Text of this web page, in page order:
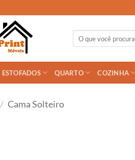
ESTOFADOS QUARTO COZINHA
/ Cama Solteiro